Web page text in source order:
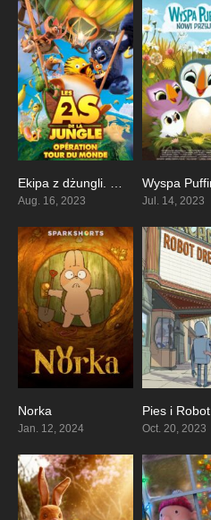
6
Aug. 16, 2023 Jul. 14, 2023
Norka
Jan. 12, 2024
Pies i Robot
Oct. 20, 2023